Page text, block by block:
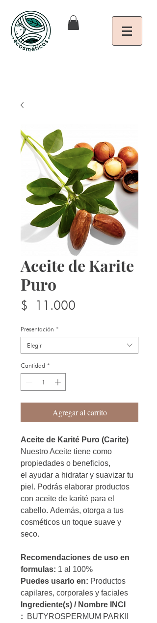
Aceite de Karite
Puro
$ 11.000
Presentación *
Elegir
Cantidad *
Agregar al carrito
Aceite de Karité Puro (Carite)
Nuestro Aceite tiene como
propiedades o beneficios,
el ayudar a hidratar y suavizar tu
piel. Podrás elaborar productos
con aceite de karité para el
cabello. Además, otorga a tus
cosméticos un toque suave y
seco.
Recomendaciones de uso en
formulas: 1 al 100%
Puedes usarlo en: Productos
capilares, corporales y faciales
Ingrediente(s) / Nombre INCI
:
BUTYROSPERMUM PARKII